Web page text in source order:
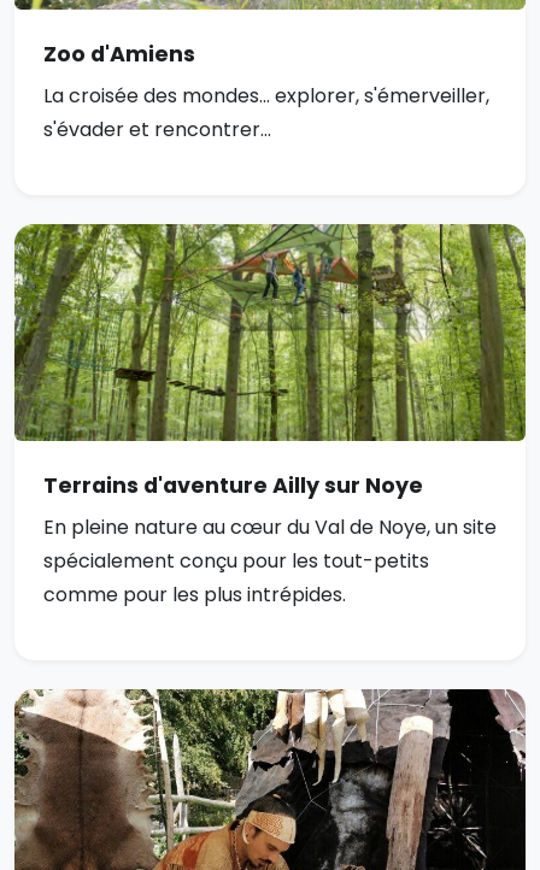
Zoo d'Amiens
La croisée des mondes... explorer, s'émerveiller,
s'évader et rencontrer...
Terrains d'aventure Ailly sur Noye
En pleine nature au cœur du Val de Noye, un site
spécialement conçu pour les tout-petits
comme pour les plus intrépides.